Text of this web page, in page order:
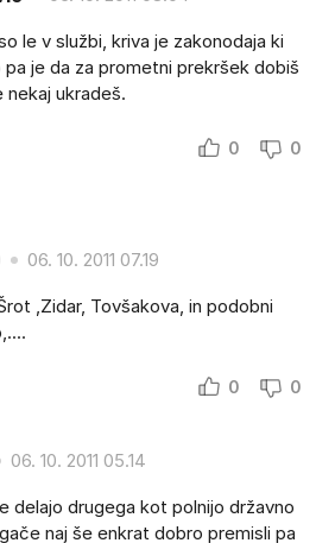
le v službi, kriva je zakonodaja ki
je da za prometni prekršek dobiš
ukradeš.
0 0
06. 10. 2011 07.19
,Zidar, Tovšakova, in podobni
0 0
06. 10. 2011 05.14
delajo drugega kot polnijo državno
naj še enkrat dobro premisli pa